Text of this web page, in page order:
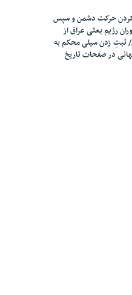
کردن حرکت دشمن و سپس
رژیم بعثی عراق از
ثبتِ زدن سیلی محکم به
در صفحات تاریخ